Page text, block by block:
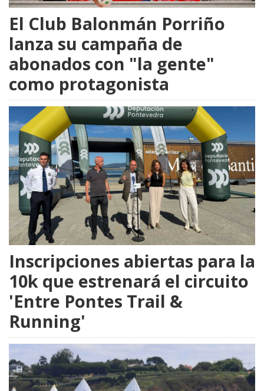
El Club Balonmán Porriño
lanza su campaña de
abonados con "la gente"
como protagonista
Inscripciones abiertas para la
10k que estrenará el circuito
'Entre Pontes Trail &
Running'